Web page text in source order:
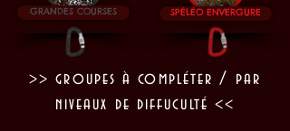
GRANDES COURSES SPÉLÉO ENVERGURE
>> groupes à compléter / par
niveaux de diffuculté <<